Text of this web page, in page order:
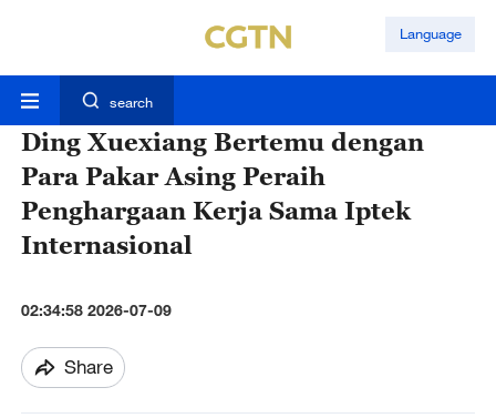
Language
search
Ding Xuexiang Bertemu dengan
Para Pakar Asing Peraih
Penghargaan Kerja Sama Iptek
Internasional
02:34:58 2026-07-09
Share